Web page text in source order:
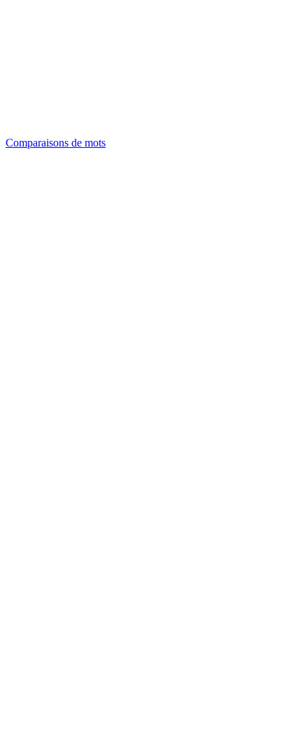
Comparaisons de mots